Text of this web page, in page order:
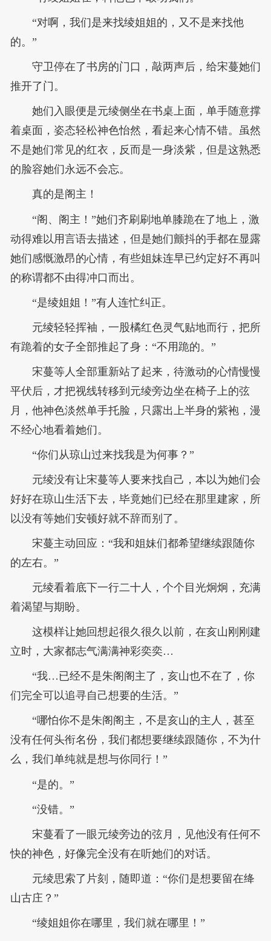
“对啊，我们是来找绫姐姐的，又不是来找他
的。”
守卫停在了书房的门口，敲两声后，给宋蔓她们
推开了门。
她们入眼便是元绫侧坐在书桌上面，单手随意撑
着桌面，姿态轻松神色怡然，看起来心情不错。虽然
不是她们常见的红衣，反而是一身淡紫，但是这熟悉
的脸容她们永远不会忘。
真的是阁主！
“阁、阁主！”她们齐刷刷地单膝跪在了地上，激
动得难以用言语去描述，但是她们颤抖的手都在显露
她们感慨激昂的心情，有些姐妹连早已约定好不再叫
的称谓都不由得冲口而出。
“是绫姐姐！”有人连忙纠正。
元绫轻轻挥袖，一股橘红色灵气贴地而行，把所
有跪着的女子全部推起了身：“不用跪的。”
宋蔓等人全部重新站了起来，待激动的心情慢慢
平伏后，才把视线转移到元绫旁边坐在椅子上的弦
月，他神色淡然单手托脸，只露出上半身的紫袍，漫
不经心地看着她们。
“你们从琼山过来找我是为何事？”
元绫没有让宋蔓等人要来找自己，本以为她们会
好好在琼山生活下去，毕竟她们已经在那里建家，所
以没有等她们安顿好就不辞而别了。
宋蔓主动回应：“我和姐妹们都希望继续跟随你
的左右。”
元绫看着底下一行二十人，个个目光炯炯，充满
着渴望与期盼。
这模样让她回想起很久很久以前，在亥山刚刚建
立时，大家都志气满满神彩奕奕…
“我…已经不是朱阁阁主了，亥山也不在了，你
们完全可以追寻自己想要的生活。”
“哪怕你不是朱阁阁主，不是亥山的主人，甚至
没有任何头衔名份，我们都想要继续跟随你，不为什
么，我们单纯就是想与你同行！”
“是的。”
“没错。”
宋蔓看了一眼元绫旁边的弦月，见他没有任何不
快的神色，好像完全没有在听她们的对话。
元绫思索了片刻，随即道：“你们是想要留在绛
山古庄？”
“绫姐姐你在哪里，我们就在哪里！”